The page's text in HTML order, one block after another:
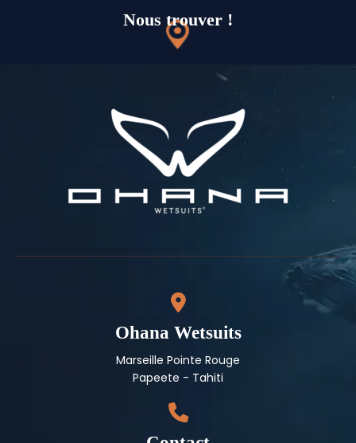
Nous trouver !
Ohana Wetsuits
Marseille Pointe Rouge
Papeete - Tahiti